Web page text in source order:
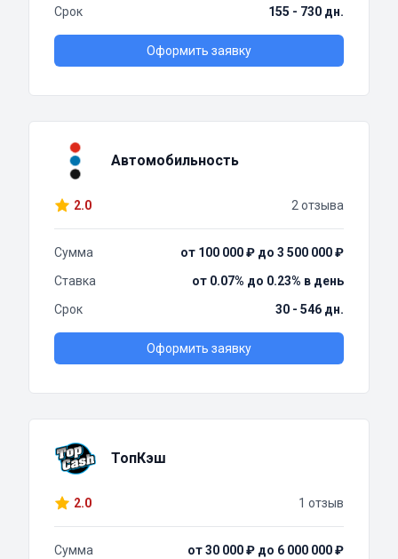
Срок 155 - 730 дн.
Оформить заявку
Автомобильность
2.0 2 отзыва
Сумма
от 100 000 ₽ до 3 500 000 ₽
Ставка
от 0.07% до 0.23% в день
Срок
30 - 546 дн.
Оформить заявку
ТопКэш
2.0 1 отзыв
Сумма
от 30 000 ₽ до 6 000 000 ₽